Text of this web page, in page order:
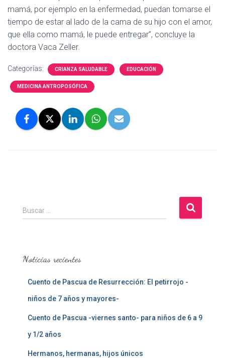
mamá, por ejemplo en la enfermedad, puedan tomarse el
tiempo de estar al lado de la cama de su hijo con el amor,
que ella como mamá, le puede entregar”, concluye la
doctora Vaca Zeller.
Categorías: CRIANZA SALUDABLE EDUCACIÓN
MEDICINA ANTROPOSÓFICA
B
u
r
Buscar …
Noticias recientes
Cuento de Pascua de Resurrección: El petirrojo -
niños de 7 años y mayores-
Cuento de Pascua -viernes santo- para niños de 6 a 9
y 1/2 años
Hermanos, hermanas, hijos únicos